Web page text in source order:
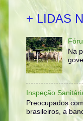
+ LIDAS
Na
Inspeção
Preocupados
brasileiros, a